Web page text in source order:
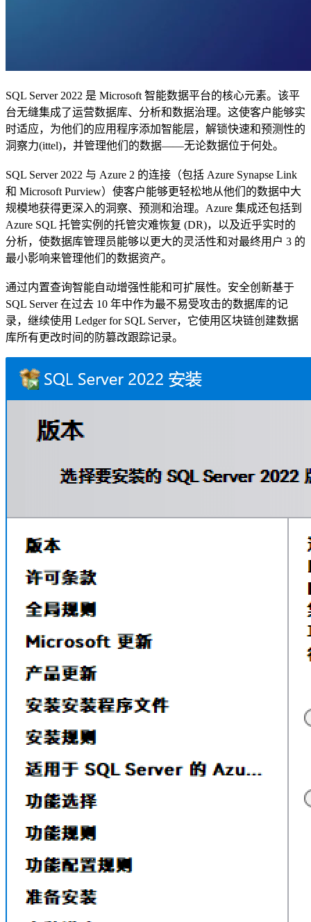
SQL Server 2022 是 Microsoft 智能数据平台的核心元素。该平
台无缝集成了运营数据库、分析和数据治理。这使客户能够实
时适应，为他们的应用程序添加智能层，解锁快速和预测性的
洞察力(ittel)，并管理他们的数据——无论数据位于何处。
SQL Server 2022 与 Azure 2 的连接（包括 Azure Synapse Link
和 Microsoft Purview）使客户能够更轻松地从他们的数据中大
规模地获得更深入的洞察、预测和治理。Azure 集成还包括到
Azure SQL 托管实例的托管灾难恢复 (DR)，以及近乎实时的
分析，使数据库管理员能够以更大的灵活性和对最终用户 3 的
最小影响来管理他们的数据资产。
通过内置查询智能自动增强性能和可扩展性。安全创新基于
SQL Server 在过去 10 年中作为最不易受攻击的数据库的记
录，继续使用 Ledger for SQL Server，它使用区块链创建数据
库所有更改时间的防篡改跟踪记录。